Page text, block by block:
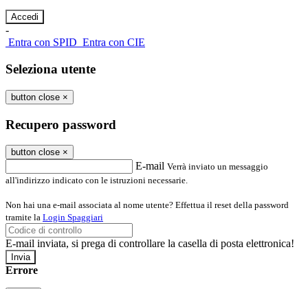
-
Entra con SPID Entra con CIE
Seleziona utente
button close ×
Recupero password
button close ×
E-mail Verrà inviato un messaggio
all'indirizzo indicato con le istruzioni necessarie.
Non hai una e-mail associata al nome utente? Effettua il reset della password
tramite la Login Spaggiari
E-mail inviata, si prega di controllare la casella di posta elettronica!
Errore